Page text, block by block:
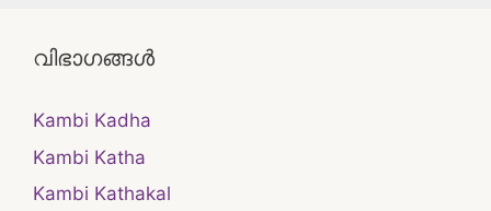
വിഭാഗങ്ങൾ
Kambi Kadha
Kambi Katha
Kambi Kathakal